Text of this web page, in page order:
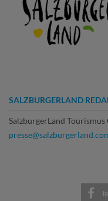
SALZBURGERLAND
SalzburgerLand Tourismus